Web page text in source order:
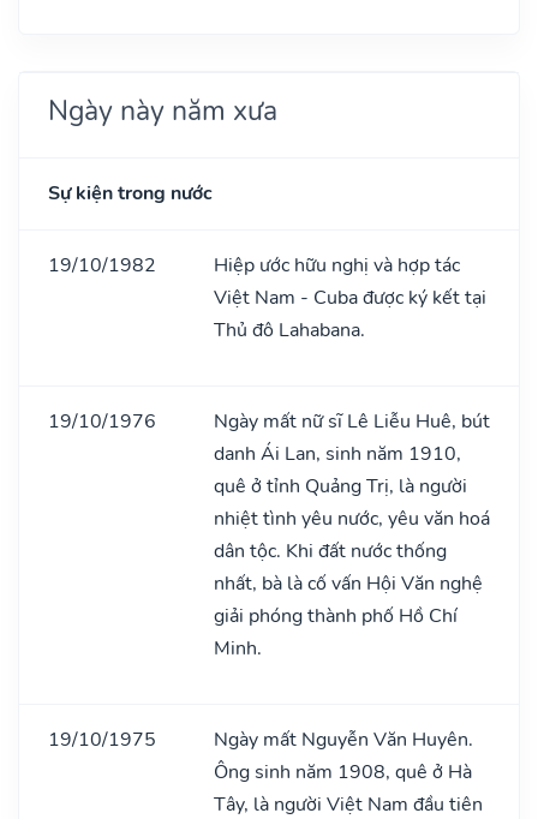
Ngày này năm xưa
Sự kiện trong nước
19/10/1982
Hiệp ước hữu nghị và hợp tác
Việt Nam - Cuba được ký kết tại
Thủ đô Lahabana.
19/10/1976
Ngày mất nữ sĩ Lê Liễu Huê, bút
danh Ái Lan, sinh năm 1910,
quê ở tỉnh Quảng Trị, là người
nhiệt tình yêu nước, yêu văn hoá
dân tộc. Khi đất nước thống
nhất, bà là cố vấn Hội Văn nghệ
giải phóng thành phố Hồ Chí
Minh.
19/10/1975
Ngày mất Nguyễn Văn Huyên.
Ông sinh năm 1908, quê ở Hà
Tây, là người Việt Nam đầu tiên